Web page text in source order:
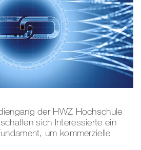
der HWZ Hochschule
sich Interessierte ein
um kommerzielle